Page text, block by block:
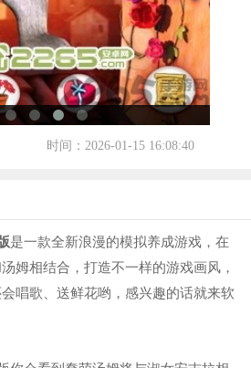
时间：2026-01-15 16:08:40
是一款全新浪漫的模拟养成游戏，在
姆相结合，打造不一样的游戏画风，
唱歌、送鲜花哟，感兴趣的话就来软